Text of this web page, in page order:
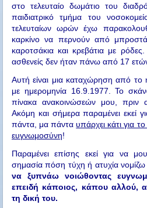
στο τελευταίο δωμάτιο του
παιδιατρικό τμήμα του
τελευταίων ωρών έχω
καρκίνο να περνούν από
καροτσάκια και κρεβάτια με
ασθενείς δεν ήταν πάνω από 17
Αυτή είναι μια καταχώρηση από το
με ημερομηνία 16.9.1977. Το
πίνακα ανακοινώσεών μου, πριν
Ακόμη και σήμερα παραμένει εκεί
πάντα, μα πάνταυπάρχει κάτι για
ευγνωμοσύνη!
Παραμένει επίσης εκεί για να
σημασία πόση τύχη ή ατυχία νομίζω
να ξυπνάω νοιώθοντας
επειδή κάποιος, κάπου αλλού,
τη δική του.